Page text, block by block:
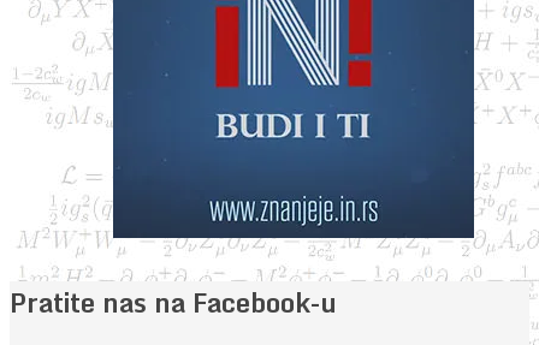
Pratite nas na Facebook-u